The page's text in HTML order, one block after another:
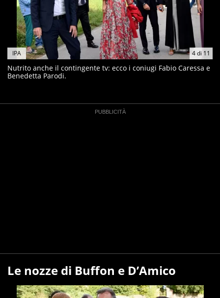
4di 11
IPA
Nutrito anche il contingente tv: ecco i coniugi Fabio Caressa e
Benedetta Parodi.
Le nozze di Buffon e D’Amico